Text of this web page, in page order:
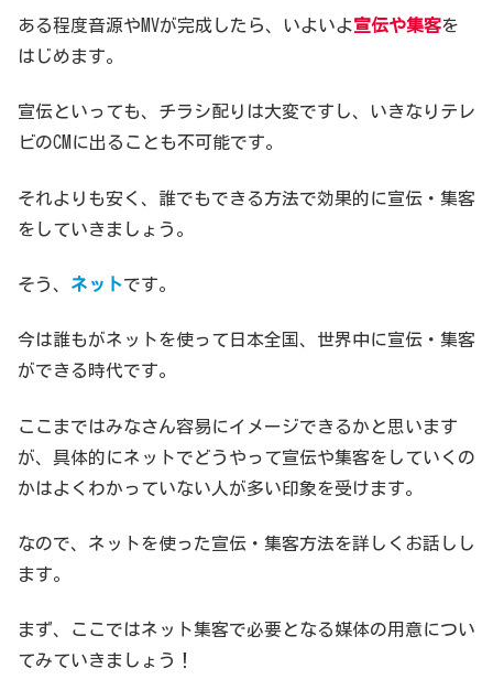
ある程度音源やMVが完成したら、いよいよ宣伝や集客を
はじめます。
宣伝といっても、チラシ配りは大変ですし、いきなりテレ
ビのCMに出ることも不可能です。
それよりも安く、誰でもできる方法で効果的に宣伝・集客
をしていきましょう。
そう、 ネットです。
今は誰もがネットを使って日本全国、世界中に宣伝・集客
ができる時代です。
ここまではみなさん容易にイメージできるかと思います
が、具体的にネットでどうやって宣伝や集客をしていくの
かはよくわかっていない人が多い印象を受けます。
なので、ネットを使った宣伝・集客方法を詳しくお話しし
ます。
まず、ここではネット集客で必要となる媒体の用意につい
てみていきましょう！